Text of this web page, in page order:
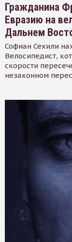
Гражданина
Евразию на
Дальнем
Софиан Сехили
Велосипедист,
скорости
незаконном